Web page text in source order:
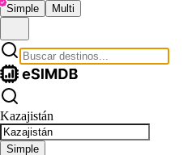
Simple Multi
Kazajistán
Simple